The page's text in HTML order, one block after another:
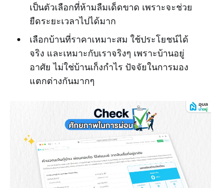
เป็นตัวเลือกที่ห้ามลืมเด็ดขาด เพราะจะช่วย
ยืดระยะเวลาไปได้มาก
เลือกบ้านที่ราคาเหมาะสม ใช้ประโยชน์ได้
จริง และเหมาะกับเราจริงๆ เพราะบ้านอยู่
อาศัย ไม่ใช่บ้านเก็งกำไร ปัจจัยในการมอง
แตกต่างกันมากๆ